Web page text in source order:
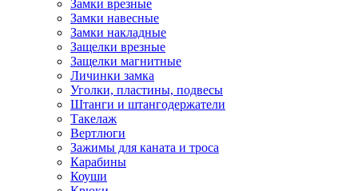
Замки врезные
Замки навесные
Замки накладные
Защелки врезные
Защелки магнитные
Личинки замка
Уголки, пластины, подвесы
Штанги и штангодержатели
Такелаж
Вертлюги
Зажимы для каната и троса
Карабины
Коуши